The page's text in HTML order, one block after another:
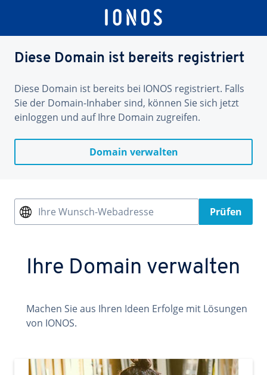
Diese Domain ist bereits registriert
Diese Domain ist bereits bei IONOS registriert. Falls
Sie der Domain-Inhaber sind, können Sie sich jetzt
einloggen und auf Ihre Domain zugreifen.
Domain verwalten
Ihre Wunsch-Webadresse Prüfen
Ihre Domain verwalten
Machen Sie aus Ihren Ideen Erfolge mit Lösungen
von IONOS.